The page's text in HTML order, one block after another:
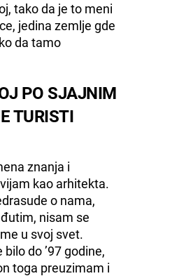
tako da je to meni
jedina zemlje gde
da tamo
PO SJAJNIM
TURISTI
znanja i
kao arhitekta.
o nama,
nisam se
u svoj svet.
do ’97 godine,
toga preuzimam i